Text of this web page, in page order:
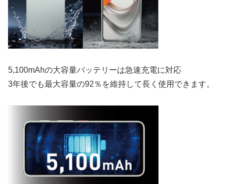
5,100mAhの大容量バッテリーは急速充電に対応
3年後でも最大容量の92％を維持して長く使用できます。